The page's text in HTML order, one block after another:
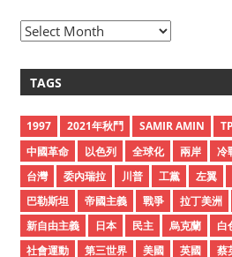
A
h
v
e
s
TAGS
1997 2021年秋鬥 SAMIR AMIN
中國革命
以色列 全球化 兩岸 冷
台灣
委內瑞拉 川普 工黨 左翼
巴勒斯坦
帝國主義 戰爭 拉丁美洲
新自由主義
日本 民主 烏克蘭 白
社會運動
第三世界 美國 英國 蔡